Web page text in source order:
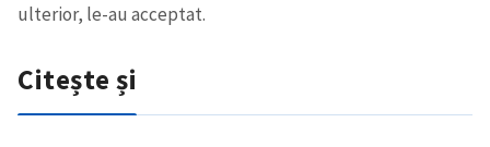
ulterior, le-au acceptat.
Citește și